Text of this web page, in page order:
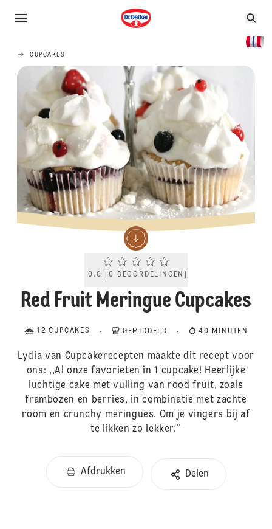
CUPCAKES
Current rating 0.0. Click to rate.
0.0 [0 BEOORDELINGEN
Red Fruit Meringue Cupcakes
12 CUPCAKES GEMIDDELD 40 MINUTEN
Lydia van Cupcakerecepten maakte dit recept voor
ons: ,,Al onze favorieten in 1 cupcake! Heerlijke
luchtige cake met vulling van rood fruit, zoals
frambozen en berries, in combinatie met zachte
room en crunchy meringues. Om je vingers bij af
te likken zo lekker.''
Afdrukken Delen